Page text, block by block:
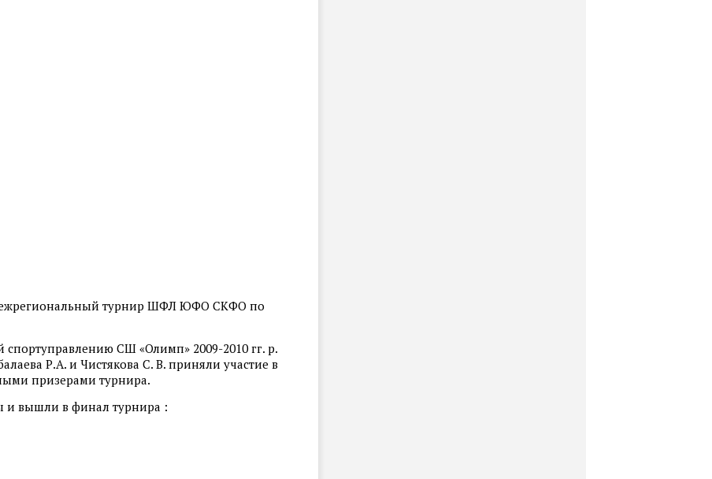
турнир ШФЛ ЮФО СКФО по
СШ «Олимп» 2009-2010 гг. р.
Р.А. и Чистякова С. В. приняли участие в
призерами турнира.
и вышли в финал турнира :